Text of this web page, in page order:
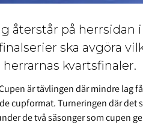
återstår på herrsidan
ska avgöra
herrarnas kvartsfinaler.
är tävlingen där mindre lag
cupformat. Turneringen där det
de två säsonger som cupen